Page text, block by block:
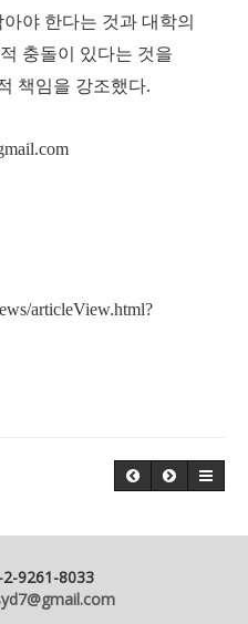
야 한다는 것과 대학의
충돌이 있다는 것을
책임을 강조했다.
articleView.html?
9261-8033